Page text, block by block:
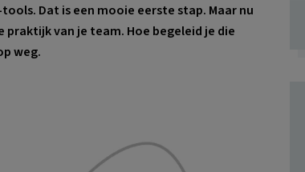
Dat is een mooie eerste stap. Maar nu
van je team. Hoe begeleid je die
weg.